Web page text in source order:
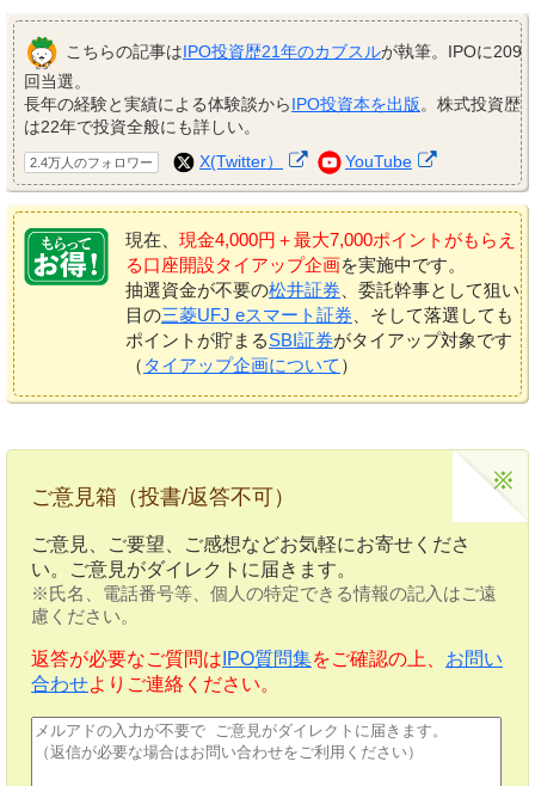
こちらの記事はIPO投資歴21年のカブスルが執筆。IPOに209
回当選。
長年の経験と実績による体験談からIPO投資本を出版。株式投資歴
は22年で投資全般にも詳しい。
2.4万人のフォロワー X(Twitter） YouTube
現在、 現金4,000円＋最大7,000ポイントがもらえ
る口座開設タイアップ企画を実施中です。
抽選資金が不要の松井証券、委託幹事として狙い
目の三菱UFJ eスマート証券、そして落選しても
ポイントが貯まるSBI証券がタイアップ対象です
（ タイアップ企画について ）
ご意見箱（投書/返答不可）
ご意見、ご要望、ご感想などお気軽にお寄せくださ
い。ご意見がダイレクトに届きます。
※氏名、電話番号等、個人の特定できる情報の記入はご遠
慮ください。
返答が必要なご質問は IPO質問集をご確認の上、 お問い
合わせよりご連絡ください。